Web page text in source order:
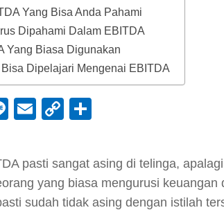
Yang Bisa Anda Pahami
Dipahami Dalam EBITDA
Yang Biasa Digunakan
Dipelajari Mengenai EBITDA
LineEmail
Copy
pasti sangat asing di telinga,
yang biasa mengurusi keuangan
sudah tidak asing dengan istilah